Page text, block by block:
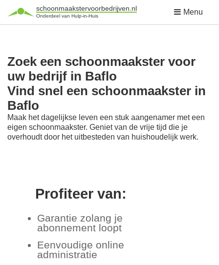
schoonmaakstervoorbedrijven.nl
Onderdeel van Hulp-in-Huis Menu
Zoek een schoonmaakster voor
uw bedrijf in Baflo
Vind snel een schoonmaakster in
Baflo
Maak het dagelijkse leven een stuk aangenamer met een
eigen schoonmaakster. Geniet van de vrije tijd die je
overhoudt door het uitbesteden van huishoudelijk werk.
Profiteer van:
Garantie zolang je
abonnement loopt
Eenvoudige online
administratie